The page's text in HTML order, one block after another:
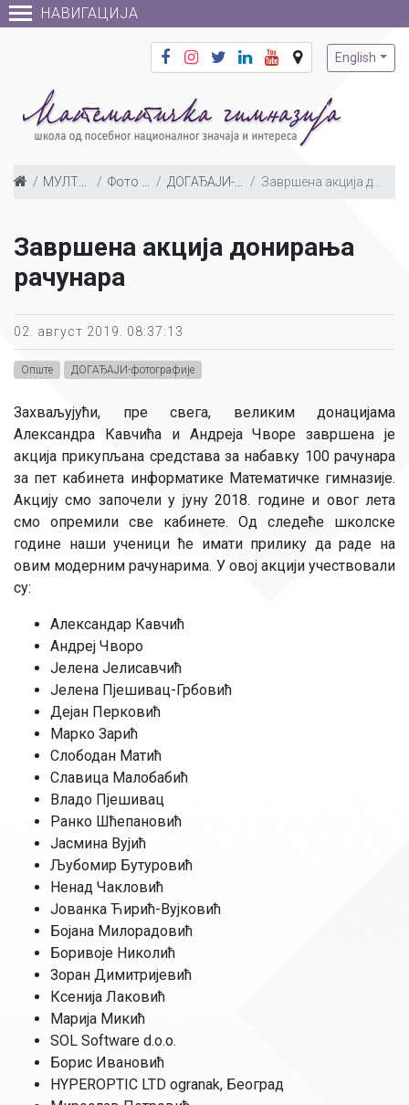
НАВИГАЦИЈА
English
МУЛТИМЕДИЈА Фото галерија ДОГАЂАЈИ-фотографије Завршена акција донирања рачунара
Завршена акција донирања
рачунара
02. август 2019. 08:37:13
Опште ДОГАЂАЈИ-фотографије
Захваљујући, пре свега, великим донацијама
Александра Кавчића и Андреја Чворе завршена је
акција прикупљана средстава за набавку 100 рачунара
за пет кабинета информатике Математичке гимназије.
Акцију смо започели у јуну 2018. године и овог лета
смо опремили све кабинете. Од следеће школске
године наши ученици ће имати прилику да раде на
овим модерним рачунарима. У овој акцији учествовали
су:
Александар Кавчић
Андреј Чворо
Јелена Јелисавчић
Јелена Пјешивац-Грбовић
Дејан Перковић
Марко Зарић
Слободан Матић
Славица Малобабић
Владо Пјешивац
Ранко Шћепановић
Јасмина Вујић
Љубомир Бутуровић
Ненад Чакловић
Јованка Ћирић-Вујковић
Бојана Милорадовић
Боривоје Николић
Зоран Димитријевић
Ксенија Лаковић
Марија Микић
SOL Software d.o.o.
Борис Ивановић
HYPEROPTIC LTD ogranak, Београд